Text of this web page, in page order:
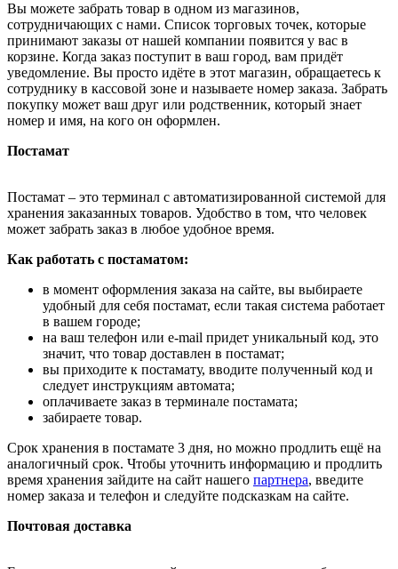
Вы можете забрать товар в одном из магазинов,
сотрудничающих с нами. Список торговых точек, которые
принимают заказы от нашей компании появится у вас в
корзине. Когда заказ поступит в ваш город, вам придёт
уведомление. Вы просто идёте в этот магазин, обращаетесь к
сотруднику в кассовой зоне и называете номер заказа. Забрать
покупку может ваш друг или родственник, который знает
номер и имя, на кого он оформлен.
Постамат
Постамат – это терминал с автоматизированной системой для
хранения заказанных товаров. Удобство в том, что человек
может забрать заказ в любое удобное время.
Как работать с постаматом:
в момент оформления заказа на сайте, вы выбираете
удобный для себя постамат, если такая система работает
в вашем городе;
на ваш телефон или e-mail придет уникальный код, это
значит, что товар доставлен в постамат;
вы приходите к постамату, вводите полученный код и
следует инструкциям автомата;
оплачиваете заказ в терминале постамата;
забираете товар.
Срок хранения в постамате 3 дня, но можно продлить ещё на
аналогичный срок. Чтобы уточнить информацию и продлить
время хранения зайдите на сайт нашего партнера, введите
номер заказа и телефон и следуйте подсказкам на сайте.
Почтовая доставка